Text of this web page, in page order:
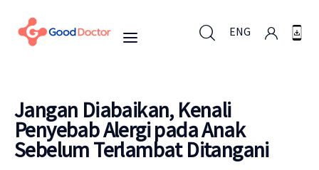
ENG
ENG
Untuk Bisnis
Jangan Diabaikan, Kenali
Penyebab Alergi pada Anak
Sebelum Terlambat Ditangani